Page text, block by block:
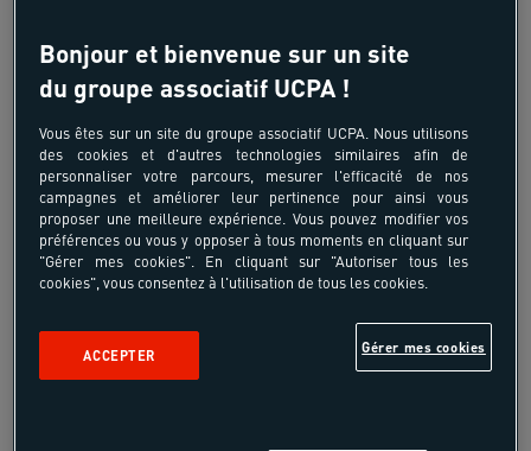
Croisière voilier Alpinisme
Bonjour et bienvenue sur un site
du groupe associatif UCPA !
Vous êtes sur un site du groupe associatif UCPA. Nous utilisons
des cookies et d'autres technologies similaires afin de
personnaliser votre parcours, mesurer l'efficacité de nos
campagnes et améliorer leur pertinence pour ainsi vous
proposer une meilleure expérience. Vous pouvez modifier vos
préférences ou vous y opposer à tous moments en cliquant sur
"Gérer mes cookies". En cliquant sur "Autoriser tous les
cookies", vous consentez à l'utilisation de tous les cookies.
Gérer mes cookies
ACCEPTER